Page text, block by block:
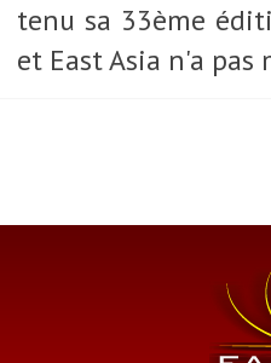
tenu sa 33ème
et East Asia n'a